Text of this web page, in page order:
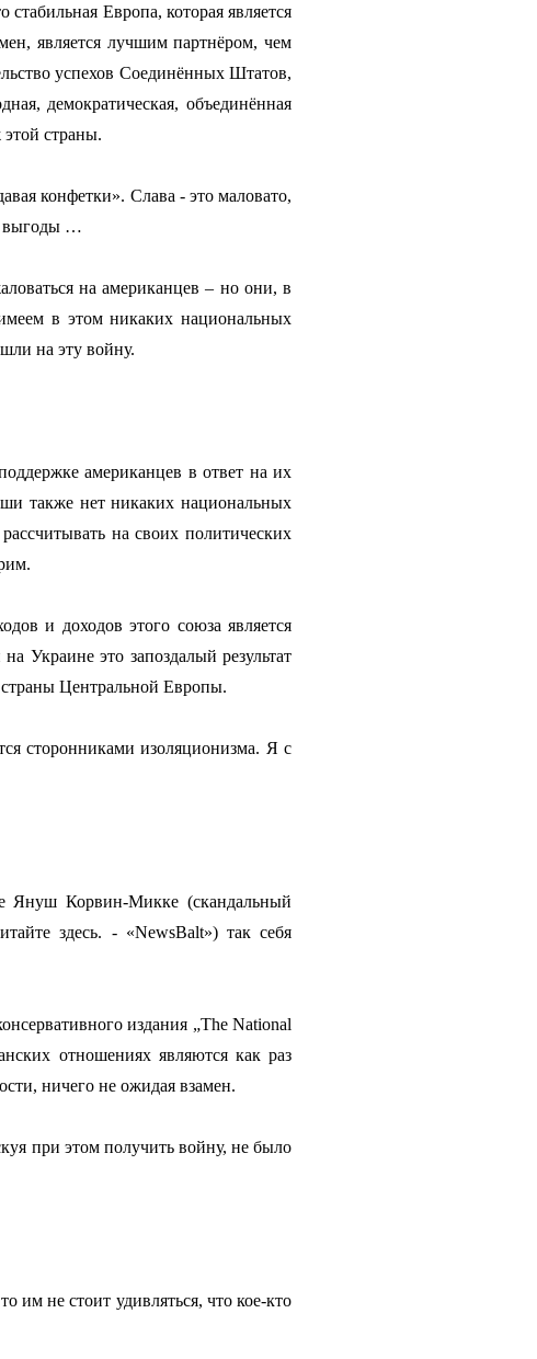
Европа, которая является
является лучшим партнёром, чем
успехов Соединённых Штатов,
демократическая, объединённая
страны.
конфетки». Слава - это маловато,
выгоды …
на американцев – но они, в
в этом никаких национальных
на эту войну.
американцев в ответ на их
также нет никаких национальных
на своих политических
и доходов этого союза является
Украине это запоздалый результат
Центральной Европы.
сторонниками изоляционизма. Я с
Януш Корвин-Микке (скандальный
здесь. - «NewsBalt») так себя
издания „The National
отношениях являются как раз
ничего не ожидая взамен.
при этом получить войну, не было
им не стоит удивляться, что кое-кто